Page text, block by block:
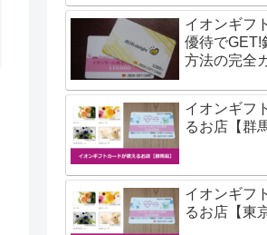
イオンギフ
優待でGET!
方法の完全
イオンギフ
るお店【群
イオンギフ
るお店【東